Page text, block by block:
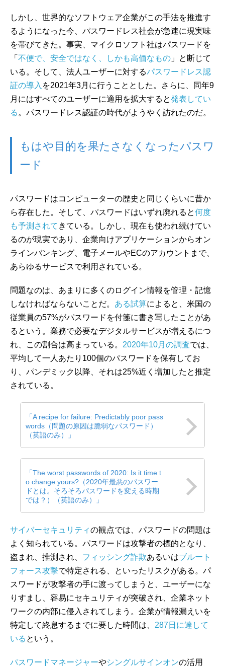
しかし、世界的なソフトウェア企業がこの手法を推進す
るようになった今、パスワードレス社会が急速に現実味
を帯びてきた。事実、マイクロソフト社はパスワードを
「 不便で、安全ではなく、しかも高価なもの 」と断じて
いる。そして、法人ユーザーに対するパスワードレス認
証の導入 を2021年3月に行うこととした。さらに、同年9
月にはすべてのユーザーに適用を拡大すると発表してい
る 。パスワードレス認証の時代がようやく訪れたのだ。
もはや目的を果たさなくなったパスワ
ード
パスワードはコンピューターの歴史と同じくらいに昔か
ら存在した。そして、パスワードはいずれ廃れると何度
も予測されて きている。しかし、現在も使われ続けてい
るのが現実であり、企業向けアプリケーションからオン
ラインバンキング、電子メールやECのアカウントまで、
あらゆるサービスで利用されている。
問題なのは、あまりに多くのログイン情報を管理・記憶
しなければならないことだ。 ある試算によると、米国の
従業員の57%がパスワードを付箋に書き写したことがあ
るという。業務で必要なデジタルサービスが増えるにつ
れ、この割合は高まっている。 2020年10月の調査では、
平均して一人あたり100個のパスワードを保有してお
り、パンデミック以降、それは25%近く増加したと推定
されている。
「A recipe for failure: Predictably poor pass
words（問題の原因は脆弱なパスワード）
（英語のみ）」
「The worst passwords of 2020: Is it time t
o change yours?（2020年最悪のパスワー
ドとは。そろそろパスワードを変える時期
では？）（英語のみ）」
サイバーセキュリティの観点では、パスワードの問題は
よく知られている。パスワードは攻撃者の標的となり、
盗まれ、推測され、 フィッシング詐欺あるいはブルート
フォース攻撃で特定される、といったリスクがある。パ
スワードが攻撃者の手に渡ってしまうと、ユーザーにな
りすまし、容易にセキュリティが突破され、企業ネット
ワークの内部に侵入されてしまう。企業が情報漏えいを
特定して終息するまでに要した時間は、 287日に達して
いる という。
パスワードマネージャーやシングルサインオンの活用